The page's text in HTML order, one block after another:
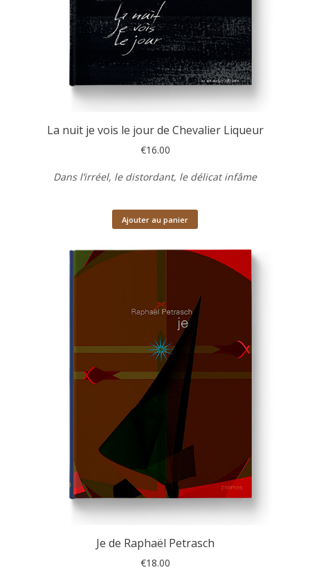
La nuit je vois le jour de Chevalier Liqueur
€16.00
Dans l’irréel, le distordant, le délicat infâme
Ajouter au panier
Je de Raphaël Petrasch
€18.00